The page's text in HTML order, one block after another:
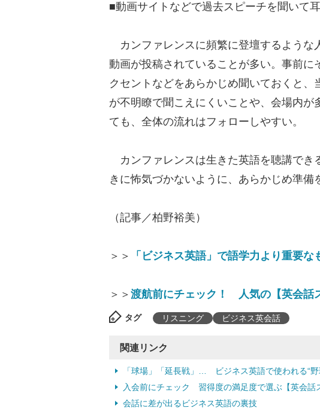
■動画サイトなどで過去スピーチを聞いて
カンファレンスに頻繁に登壇するような
動画が投稿されていることが多い。事前
クセントなどをあらかじめ聞いておくと
が不明瞭で聞こえにくいことや、会場内
ても、全体の流れはフォローしやすい。
カンファレンスは生きた英語を聴講でき
きに怖気づかないように、あらかじめ準備
（記事／柏野裕美）
＞＞ 「ビジネス英語」で語学力より重要な
＞＞ 渡航前にチェック！ 人気の【英会話
タグ リスニング ビジネス英会話
関連リンク
「球場」「延長戦」… ビジネス英語で使われる“野
入会前にチェック 習得度の満足度で選ぶ【英会話
会話に差が出るビジネス英語の裏技